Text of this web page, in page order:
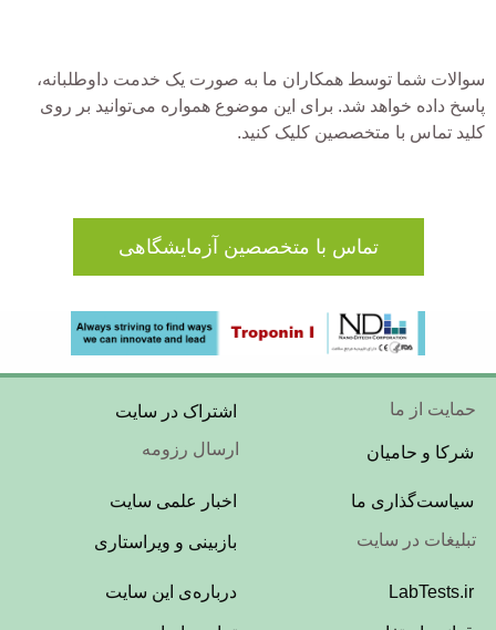
سوالات شما توسط همکاران ما به صورت یک خدمت داوطلبانه،
پاسخ داده خواهد شد. برای این موضوع همواره می‌توانید بر روی
کلید تماس با متخصصین کلیک کنید.
تماس با متخصصین آزمایشگاهی
Footer
اشتراک در سایت حمایت از ما
ارسال رزومه شرکا و حامیان
Footer
Menu
اخبار علمی سایت سیاست‌گذاری ما
بازبینی و ویراستاری تبلیغات در سایت
Footer
درباره‌ی این سایت LabTests.ir